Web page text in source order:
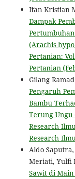
Ifan Kristian
Dampak
(Arachis
Pertanian:
Pertanian
Gilang
Pengaruh
Bambu
Terung Ungu
Research
Research
Aldo
Meriati, Yulfi
Sawit di